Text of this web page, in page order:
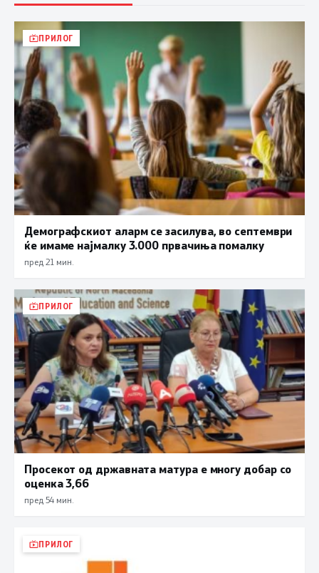
ПРИЛОГ
Демографскиот аларм се засилува, во септември
ќе имаме најмалку 3.000 првачиња помалку
пред 21 мин.
ПРИЛОГ
Просекот од државната матура е многу добар со
оценка 3,66
пред 54 мин.
ПРИЛОГ